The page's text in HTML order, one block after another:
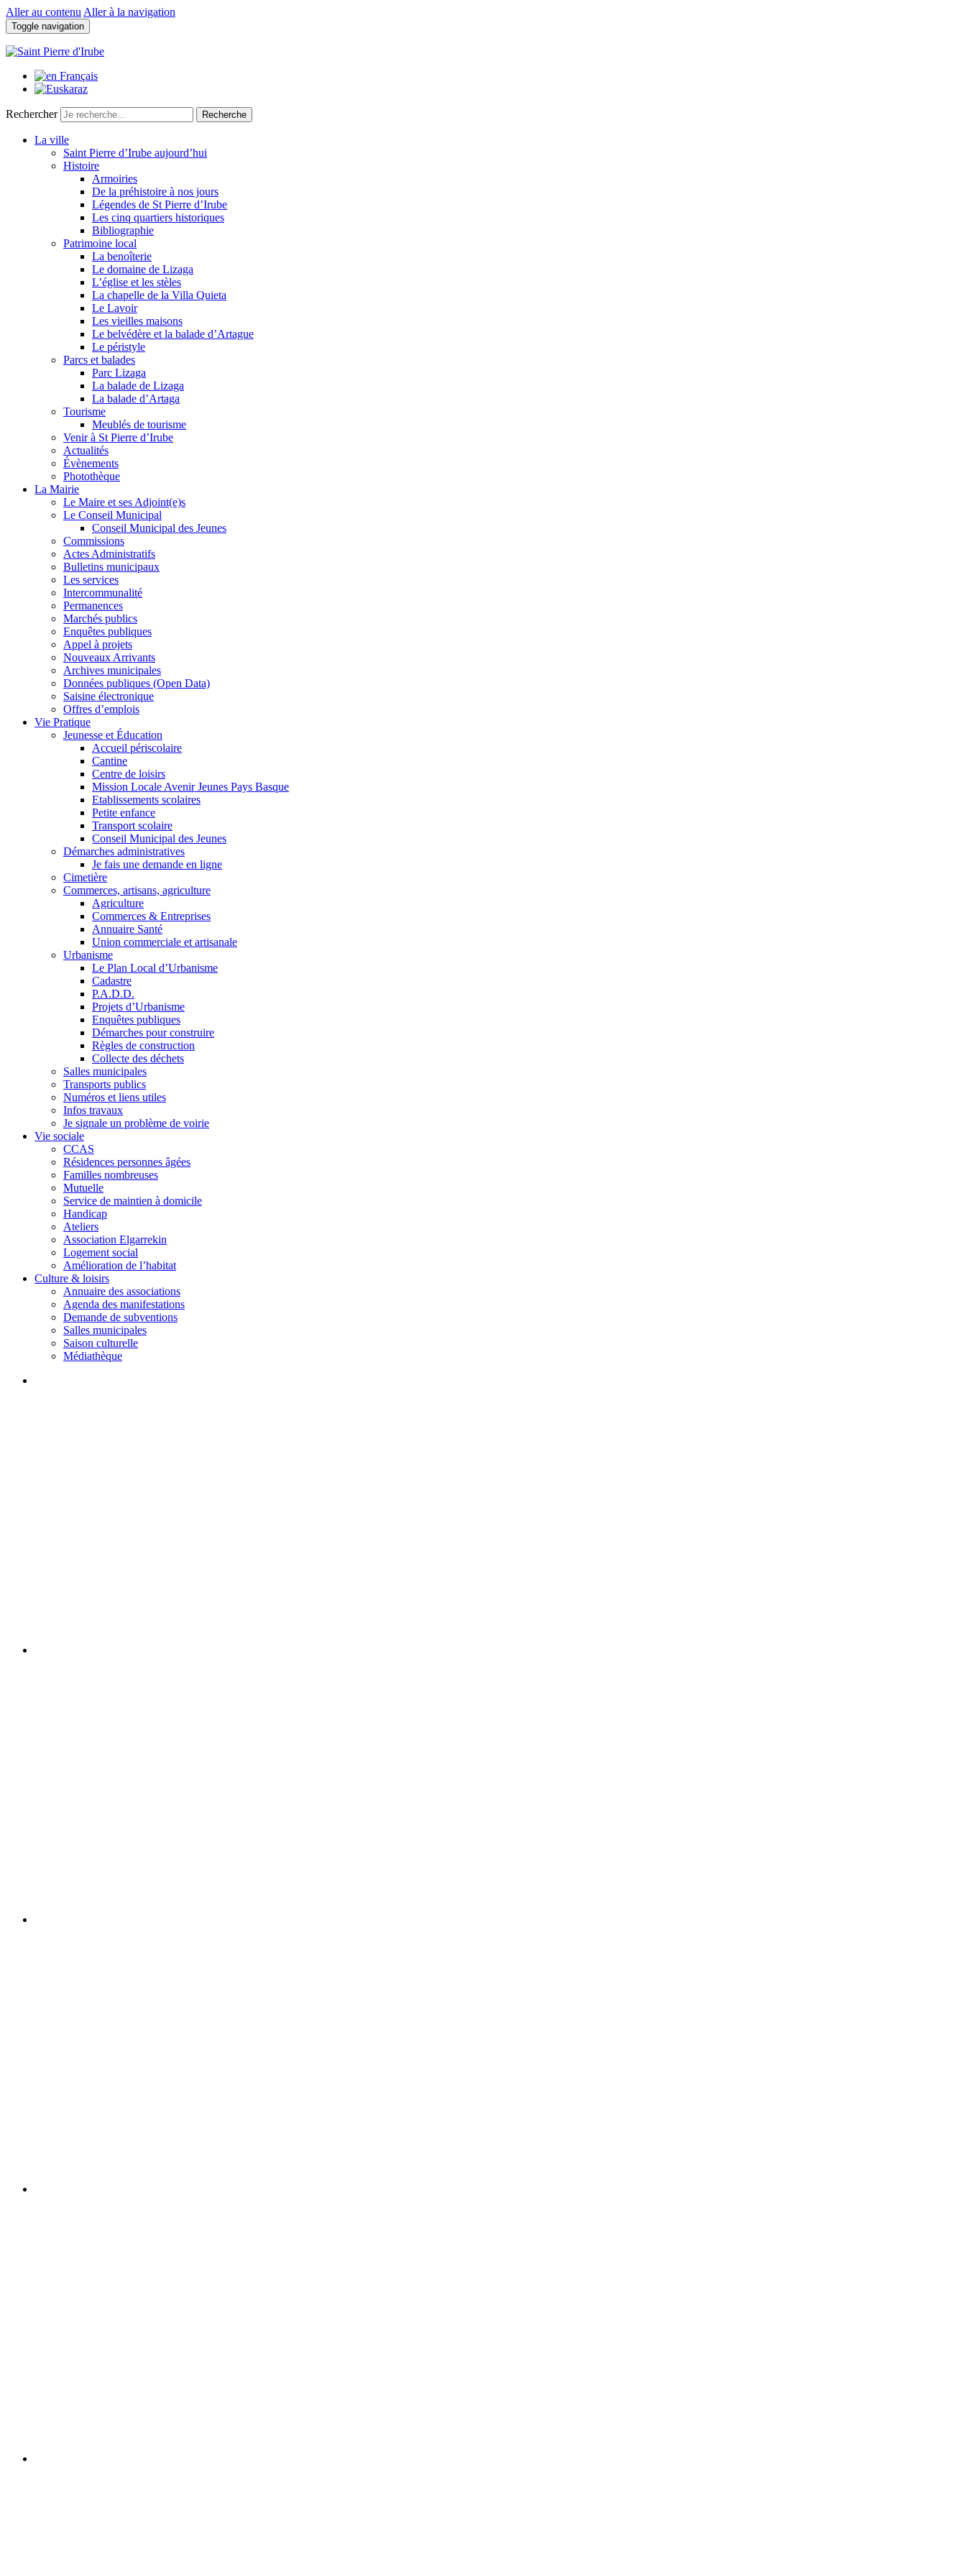
Aller au contenu Aller à la navigation
Toggle navigation
Rechercher Recherche
La ville
Saint Pierre d’Irube aujourd’hui
Histoire
Armoiries
De la préhistoire à nos jours
Légendes de St Pierre d’Irube
Les cinq quartiers historiques
Bibliographie
Patrimoine local
La benoîterie
Le domaine de Lizaga
L’église et les stèles
La chapelle de la Villa Quieta
Le Lavoir
Les vieilles maisons
Le belvédère et la balade d’Artague
Le péristyle
Parcs et balades
Parc Lizaga
La balade de Lizaga
La balade d’Artaga
Tourisme
Meublés de tourisme
Venir à St Pierre d’Irube
Actualités
Évènements
Photothèque
La Mairie
Le Maire et ses Adjoint(e)s
Le Conseil Municipal
Conseil Municipal des Jeunes
Commissions
Actes Administratifs
Bulletins municipaux
Les services
Intercommunalité
Permanences
Marchés publics
Enquêtes publiques
Appel à projets
Nouveaux Arrivants
Archives municipales
Données publiques (Open Data)
Saisine électronique
Offres d’emplois
Vie Pratique
Jeunesse et Éducation
Accueil périscolaire
Cantine
Centre de loisirs
Mission Locale Avenir Jeunes Pays Basque
Etablissements scolaires
Petite enfance
Transport scolaire
Conseil Municipal des Jeunes
Démarches administratives
Je fais une demande en ligne
Cimetière
Commerces, artisans, agriculture
Agriculture
Commerces & Entreprises
Annuaire Santé
Union commerciale et artisanale
Urbanisme
Le Plan Local d’Urbanisme
Cadastre
P.A.D.D.
Projets d’Urbanisme
Enquêtes publiques
Démarches pour construire
Règles de construction
Collecte des déchets
Salles municipales
Transports publics
Numéros et liens utiles
Infos travaux
Je signale un problème de voirie
Vie sociale
CCAS
Résidences personnes âgées
Familles nombreuses
Mutuelle
Service de maintien à domicile
Handicap
Ateliers
Association Elgarrekin
Logement social
Amélioration de l’habitat
Culture & loisirs
Annuaire des associations
Agenda des manifestations
Demande de subventions
Salles municipales
Saison culturelle
Médiathèque